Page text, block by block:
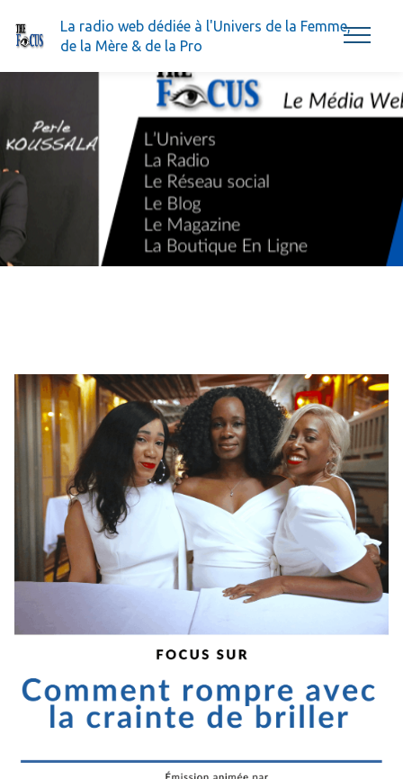
La radio web dédiée à l'Univers de la Femme,
de la Mère & de la Pro